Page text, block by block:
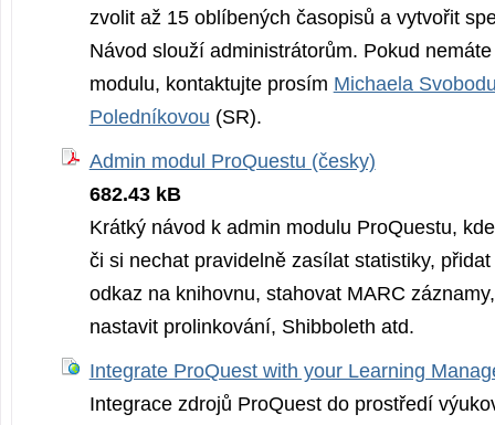
zvolit až 15 oblíbených časopisů a vytvořit
Návod slouží administrátorům. Pokud
modulu, kontaktujte prosím Michaela
Poledníkovou (SR).
Admin modul ProQuestu (česky)
682.43 kB
Krátký návod k admin modulu ProQuestu,
či si nechat pravidelně zasílat statistiky,
odkaz na knihovnu, stahovat MARC
nastavit prolinkování, Shibboleth atd.
Integrate ProQuest with your Learning
Integrace zdrojů ProQuest do prostředí